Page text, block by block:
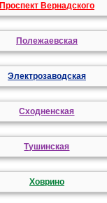
Проспект Вернадского
Полежаевская
Электрозаводская
Сходненская
Тушинская
Ховрино